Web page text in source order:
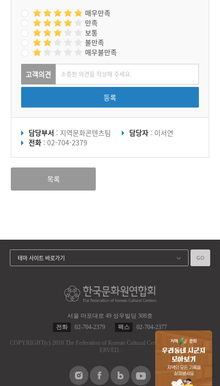
매우만족
만족
보통
불만족
매우불만족
고객의견
등록
담당부서 : 지역문화콘텐츠팀 담당자 : 이서연
전화 : 02-704-2379
목록
서울 마포대로 49 성우빌딩 308호
전화
02-704-2379 팩스 02-704-2377
COPYRIGHT(c) 2018 The Federation of Korean Cultural Centers.
ALL RIGHT RES
ERVED.
테마 사이트 바로가기 GO